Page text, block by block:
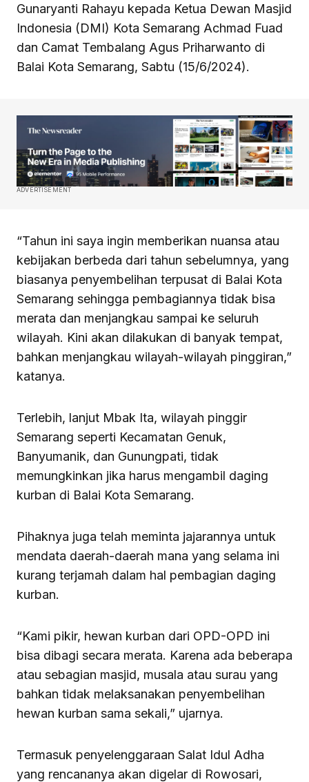
Gunaryanti Rahayu kepada Ketua Dewan Masjid
Indonesia (DMI) Kota Semarang Achmad Fuad
dan Camat Tembalang Agus Priharwanto di
Balai Kota Semarang, Sabtu (15/6/2024).
ADVERTISEMENT
“Tahun ini saya ingin memberikan nuansa atau
kebijakan berbeda dari tahun sebelumnya, yang
biasanya penyembelihan terpusat di Balai Kota
Semarang sehingga pembagiannya tidak bisa
merata dan menjangkau sampai ke seluruh
wilayah. Kini akan dilakukan di banyak tempat,
bahkan menjangkau wilayah-wilayah pinggiran,”
katanya.
Terlebih, lanjut Mbak Ita, wilayah pinggir
Semarang seperti Kecamatan Genuk,
Banyumanik, dan Gunungpati, tidak
memungkinkan jika harus mengambil daging
kurban di Balai Kota Semarang.
Pihaknya juga telah meminta jajarannya untuk
mendata daerah-daerah mana yang selama ini
kurang terjamah dalam hal pembagian daging
kurban.
“Kami pikir, hewan kurban dari OPD-OPD ini
bisa dibagi secara merata. Karena ada beberapa
atau sebagian masjid, musala atau surau yang
bahkan tidak melaksanakan penyembelihan
hewan kurban sama sekali,” ujarnya.
Termasuk penyelenggaraan Salat Idul Adha
yang rencananya akan digelar di Rowosari,